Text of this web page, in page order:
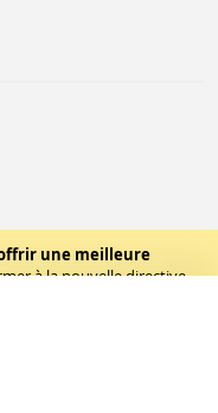
une meilleure
à la nouvelle directive
demander votre
sur votre ordinateur.